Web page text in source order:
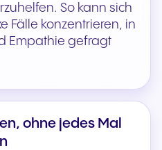
So kann sich
Fälle konzentrieren, in
Empathie gefragt
ohne jedes Mal